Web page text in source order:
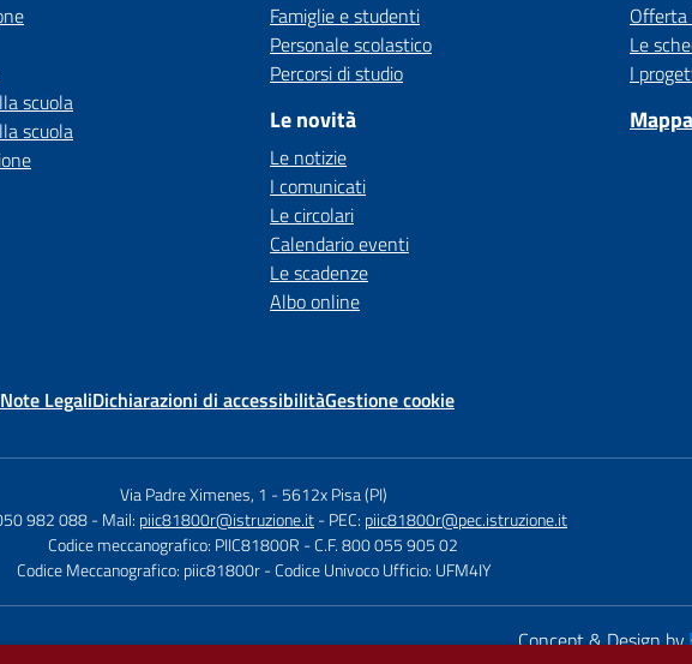
scuola
scuola
Famiglie e studenti
Personale scolastico
Percorsi di studio
Le novità
Le notizie
I comunicati
Le circolari
Calendario eventi
Le scadenze
Albo online
Le
I
Note LegaliDichiarazioni di accessibilitàGestione cookie
Via Padre Ximenes, 1 -5612x Pisa (PI)
982 088- Mail: piic81800r@istruzione.it- PEC: piic81800r@pec.istruzione.it
Codice meccanografico: PIIC81800R - C.F. 800 055 905 02
Codice Meccanografico: piic81800r - Codice Univoco Ufficio: UFM4IY
Concept & Design by